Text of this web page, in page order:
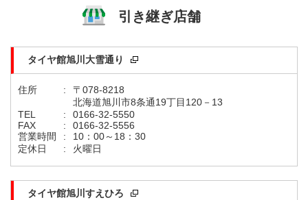
引き継ぎ店舗
タイヤ館旭川大雪通り
住所 :
〒078-8218
北海道旭川市8条通19丁目120－13
TEL
:
0166-32-5550
FAX
:
0166-32-5556
営業時間
:
10：00～18：30
定休日
: 火曜日
タイヤ館旭川すえひろ